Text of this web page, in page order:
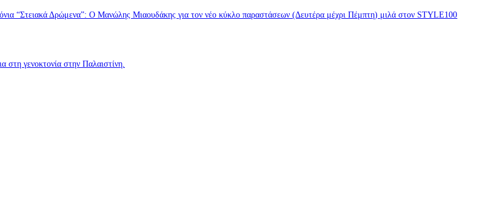
“Στειακά Δρώμενα”: Ο Μανώλης Μιαουδάκης για τον νέο κύκλο παραστάσεων (Δευτέρα μέχρι Πέμπτη) μιλά στον STYLE100
γενοκτονία στην Παλαιστίνη.